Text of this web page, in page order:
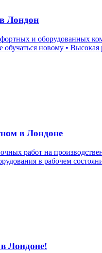
Лондон
и оборудованных
обучаться новому • Высокая
в Лондоне
работ на
в рабочем
Лондоне!